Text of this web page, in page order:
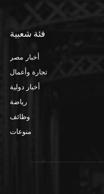
فئة شعبية
أخبار مصر
تجارة وأعمال
أخبار دولية
رياضة
وظائف
منوعات